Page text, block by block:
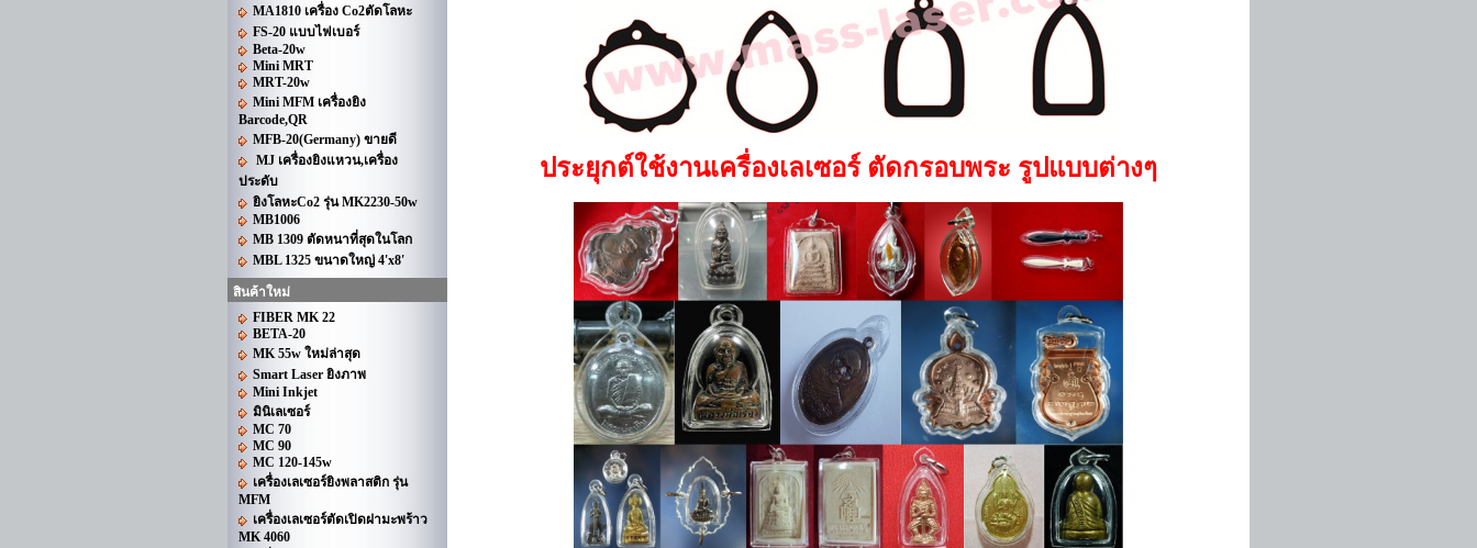
MA1810 เครื่อง Co2ตัดโลหะ
FS-20 แบบไฟเบอร์
Beta-20w
Mini MRT
MRT-20w
Mini MFM เครื่องยิง
Barcode,QR
MFB-20(Germany) ขายดี
MJ เครื่องยิงแหวน,เครื่อง
ประดับ
ยิงโลหะCo2 รุ่น MK2230-50w
MB1006
MB 1309 ตัดหนาที่สุดในโลก
MBL 1325 ขนาดใหญ่ 4'x8'
สินค้าใหม่
FIBER MK 22
BETA-20
MK 55w ใหม่ล่าสุด
Smart Laser ยิงภาพ
Mini Inkjet
มินิเลเซอร์
MC 70
MC 90
MC 120-145w
เครื่องเลเซอร์ยิงพลาสติก รุ่น
MFM
เครื่องเลเซอร์ตัดเปิดฝามะพร้าว
MK 4060
ประยุกต์ใช้งานเครื่องเลเซอร์ ตัดกรอบพระ รูปแบบต่างๆ